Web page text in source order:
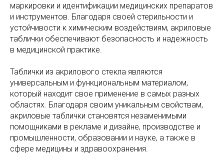
маркировки и идентификации медицинских препаратов
и инструментов. Благодаря своей стерильности и
устойчивости к химическим воздействиям, акриловые
таблички обеспечивают безопасность и надежность
в медицинской практике.
Таблички из акрилового стекла являются
универсальным и функциональным материалом,
который находит свое применение в самых разных
областях. Благодаря своим уникальным свойствам,
акриловые таблички становятся незаменимыми
помощниками в рекламе и дизайне, производстве и
промышленности, образовании и науке, а также в
сфере медицины и здравоохранения.